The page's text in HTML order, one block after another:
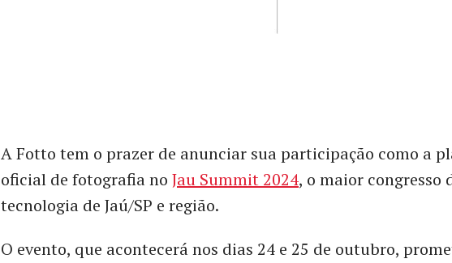
A Fotto tem o prazer de anunciar sua participação como a
oficial de fotografia no Jau Summit 2024, o maior congresso
tecnologia de Jaú/SP e região.
O evento, que acontecerá nos dias 24 e 25 de outubro,